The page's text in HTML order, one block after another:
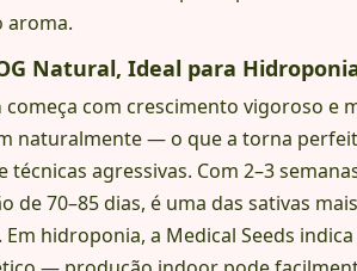
aroma.
Natural, Ideal para
começa com crescimento vigoroso e
naturalmente — o que a torna
técnicas agressivas. Com 2–3
de 70–85 dias, é uma das sativas
Em hidroponia, a Medical Seeds